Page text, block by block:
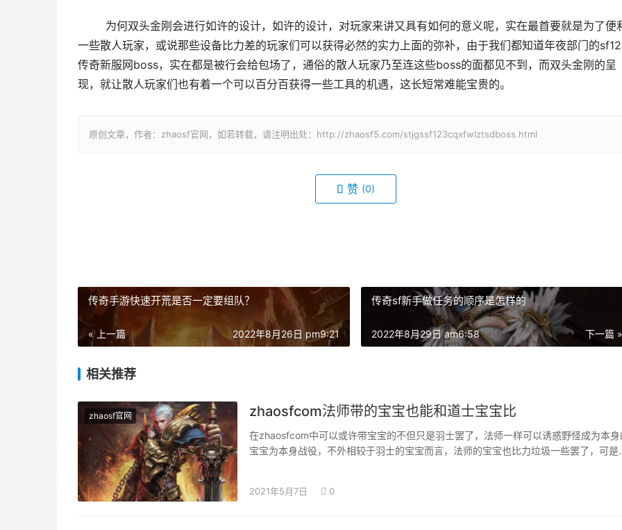
一些散人玩家，或说那些设备比力差的玩家们可以获得必然的实力上面的弥补，由于我们都知道年夜部门的
传奇新服网boss，实在都是被行会给包场了，通俗的散人玩家乃至连这些boss的面都见不到，而双头金刚的呈
现，就让散人玩家们也有着一个可以百分百获得一些工具的机遇，这长短常难能宝贵的。
原创文章，作者：zhaosf官网，如若转载，请注明出处：http://zhaosf5.com/stjgssf123cqxfwlztsdboss.html
赞 (0)
传奇手游快速开荒是否一定要组队？
« 上一篇 2022年8月26日 pm9:21
传奇sf新手做任务的顺序是怎样的
下一篇 »
2022年8月29日 am6:58
相关推荐
zhaosf官网 zhaosfcom法师带的宝宝也能和道士宝宝比
在zhaosfcom中可以或许带宝宝的不但只是羽士罢了，法师一样可以诱惑野怪成为本身
宝宝为本身战役，不外相较于羽士的宝宝而言，法师的宝宝也比力垃圾一些罢了，可是
2021年5月7日 0